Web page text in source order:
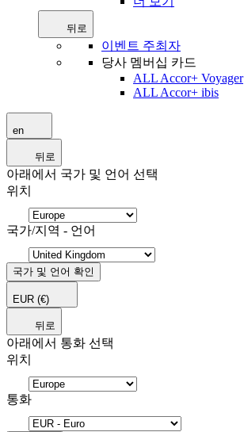
뒤로
이벤트 주최자
당사 멤버십 카드
ALL Accor+ Voyager
ALL Accor+ ibis
en
뒤로
아래에서 국가 및 언어 선택
위치
국가/지역 - 언어
국가 및 언어 확인
EUR (€)
뒤로
아래에서 통화 선택
위치
통화